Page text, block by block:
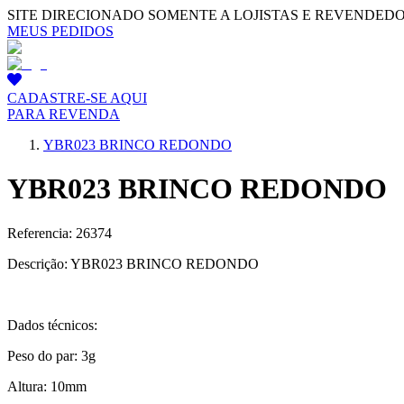
SITE DIRECIONADO SOMENTE A LOJISTAS E
MEUS PEDIDOS
CADASTRE-SE AQUI
PARA REVENDA
YBR023 BRINCO REDONDO
YBR023 BRINCO REDONDO
Referencia: 26374
Descrição: YBR023 BRINCO REDONDO
Dados técnicos:
Peso do par: 3g
Altura: 10mm